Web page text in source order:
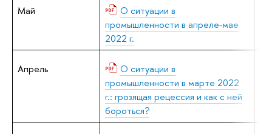
Май
О ситуации в
промышленности в апреле-мае
2022 г.
Апрель
О ситуации в
промышленности в марте 2022
г.: грозящая рецессия и как с ней
бороться?